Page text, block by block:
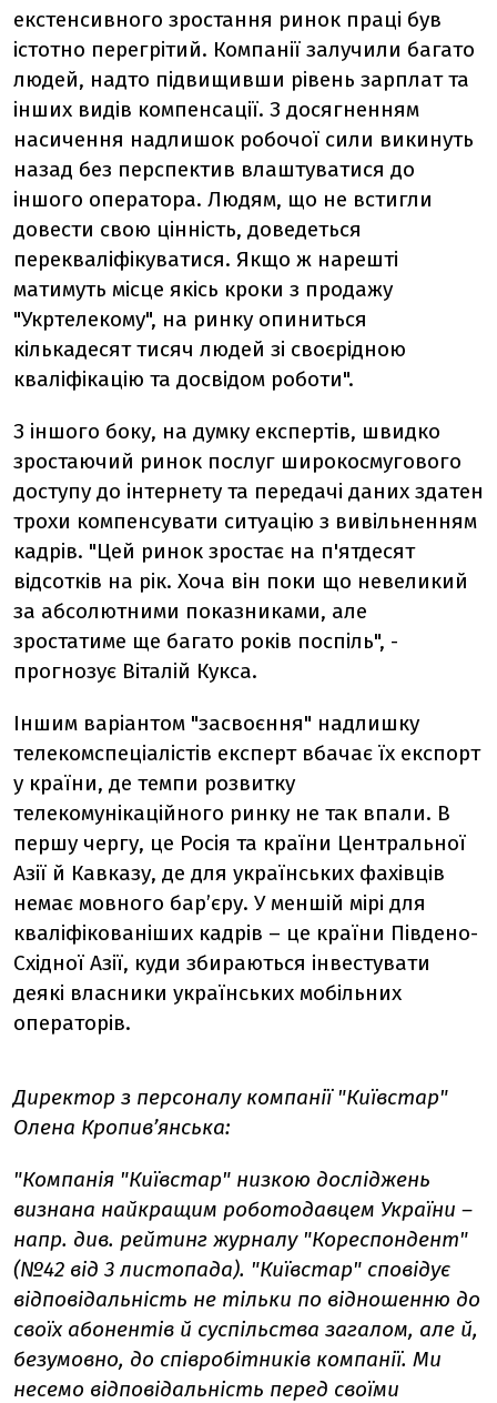
екстенсивного зростання ринок праці був
істотно перегрітий. Компанії залучили багато
людей, надто підвищивши рівень зарплат та
інших видів компенсації. З досягненням
насичення надлишок робочої сили викинуть
назад без перспектив влаштуватися до
іншого оператора. Людям, що не встигли
довести свою цінність, доведеться
перекваліфікуватися. Якщо ж нарешті
матимуть місце якісь кроки з продажу
"Укртелекому", на ринку опиниться
кількадесят тисяч людей зі своєрідною
кваліфікацію та досвідом роботи".
З іншого боку, на думку експертів, швидко
зростаючий ринок послуг широкосмугового
доступу до інтернету та передачі даних здатен
трохи компенсувати ситуацію з вивільненням
кадрів. "Цей ринок зростає на п'ятдесят
відсотків на рік. Хоча він поки що невеликий
за абсолютними показниками, але
зростатиме ще багато років поспіль", -
прогнозує Віталій Кукса.
Іншим варіантом "засвоєння" надлишку
телекомспеціалістів експерт вбачає їх експорт
у країни, де темпи розвитку
телекомунікаційного ринку не так впали. В
першу чергу, це Росія та країни Центральної
Азії й Кавказу, де для українських фахівців
немає мовного бар’єру. У меншій мірі для
кваліфікованіших кадрів – це країни Південо-
Східної Азії, куди збираються інвестувати
деякі власники українських мобільних
операторів.
Директор з персоналу компанії "Київстар"
Олена Кропив’янська:
"Компанія "Київстар" низкою досліджень
визнана найкращим роботодавцем України –
напр. див. рейтинг журналу "Кореспондент"
(№42 від 3 листопада). "Київстар" сповідує
відповідальність не тільки по відношенню до
своїх абонентів й суспільства загалом, але й,
безумовно, до співробітників компанії. Ми
несемо відповідальність перед своїми